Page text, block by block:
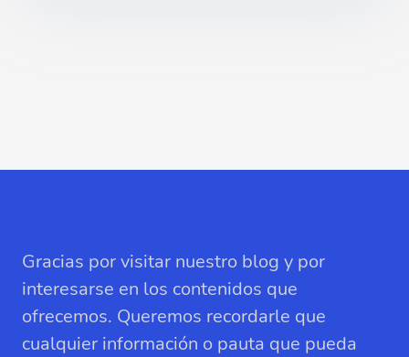
Gracias por visitar nuestro blog y por
interesarse en los contenidos que
ofrecemos. Queremos recordarle que
cualquier información o pauta que pueda